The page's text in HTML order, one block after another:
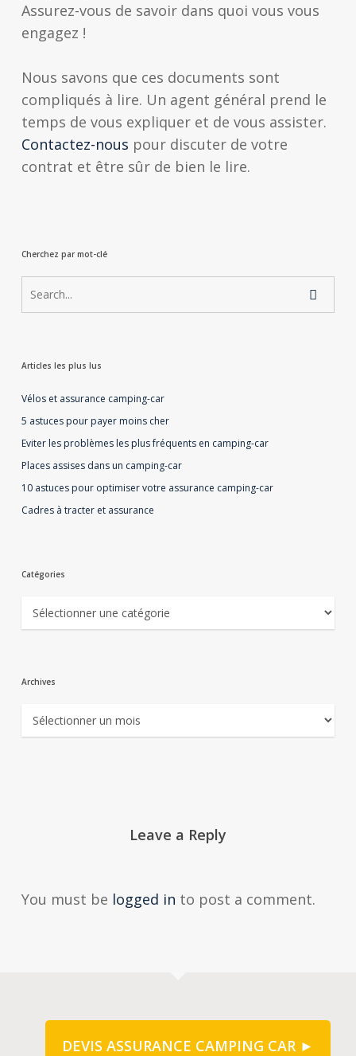
Assurez-vous de savoir dans quoi vous vous
engagez !
Nous savons que ces documents sont
compliqués à lire. Un agent général prend le
temps de vous expliquer et de vous assister.
Contactez-nous pour discuter de votre
contrat et être sûr de bien le lire.
Cherchez par mot-clé
Articles les plus lus
Vélos et assurance camping-car
5 astuces pour payer moins cher
Eviter les problèmes les plus fréquents en camping-car
Places assises dans un camping-car
10 astuces pour optimiser votre assurance camping-car
Cadres à tracter et assurance
Catégories
Catégories
Archives
Archives
Leave a Reply
You must be logged in to post a comment.
DEVIS ASSURANCE CAMPING CAR ►